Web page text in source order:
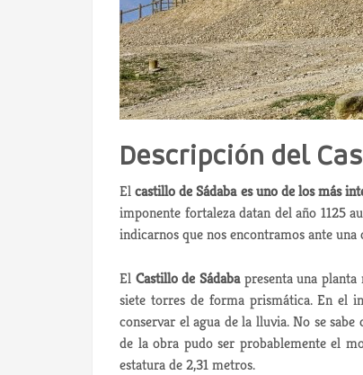
Descripción del
Elcastillo de Sádaba es uno de los más
imponente fortaleza datan del año 1125
indicarnos que nos encontramos ante
El Castillo de Sádabapresenta una
siete torres de forma prismática. En el
conservar el agua de la lluvia. No se
de la obra pudo ser probablemente el
estatura de 2,31 metros.